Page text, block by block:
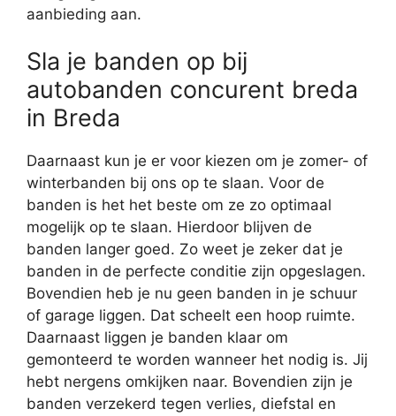
aanbieding aan.
Sla je banden op bij
autobanden concurent breda
in Breda
Daarnaast kun je er voor kiezen om je zomer- of
winterbanden bij ons op te slaan. Voor de
banden is het het beste om ze zo optimaal
mogelijk op te slaan. Hierdoor blijven de
banden langer goed. Zo weet je zeker dat je
banden in de perfecte conditie zijn opgeslagen.
Bovendien heb je nu geen banden in je schuur
of garage liggen. Dat scheelt een hoop ruimte.
Daarnaast liggen je banden klaar om
gemonteerd te worden wanneer het nodig is. Jij
hebt nergens omkijken naar. Bovendien zijn je
banden verzekerd tegen verlies, diefstal en